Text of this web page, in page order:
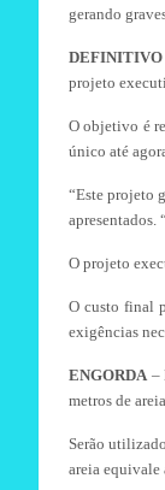
gerando
DEFINITIVO
projeto
O objetivo é
único até
“Este projeto
apresentados.
O projeto
O custo final
exigências
ENGORDA–
metros de
Serão
areia equivale